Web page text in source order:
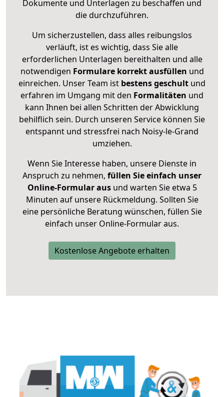
Dokumente und Unterlagen zu beschaffen und
die durchzuführen.
Um sicherzustellen, dass alles reibungslos
verläuft, ist es wichtig, dass Sie alle
erforderlichen Unterlagen bereithalten und alle
notwendigen Formulare korrekt ausfüllen und
einreichen. Unser Team ist bestens geschult und
erfahren im Umgang mit den Formalitäten und
kann Ihnen bei allen Schritten der Abwicklung
behilflich sein. Durch unseren Service können Sie
entspannt und stressfrei nach Noisy-le-Grand
umziehen.
Wenn Sie Interesse haben, unsere Dienste in
Anspruch zu nehmen, füllen Sie einfach unser
Online-Formular ausund warten Sie etwa 5
Minuten auf unsere Rückmeldung. Sollten Sie
eine persönliche Beratung wünschen, füllen Sie
einfach unser Online-Formular aus.
Kostenlose Angebote erhalten